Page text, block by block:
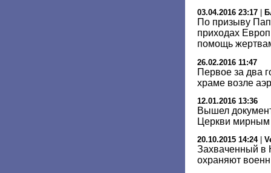
03.04.2016 23:17
По призыву
приходах
помощь
26.02.2016 11:47
Первое за два
храме возле
12.01.2016 13:36
Вышел
Церкви
20.10.2015 14:24|
Захваченный в
охраняют